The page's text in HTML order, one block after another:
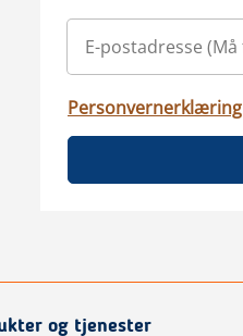
Personvernerklæring
og tjenester